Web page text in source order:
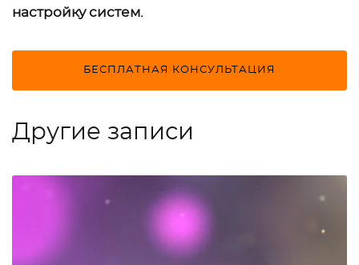
настройку систем.
БЕСПЛАТНАЯ КОНСУЛЬТАЦИЯ
Другие записи